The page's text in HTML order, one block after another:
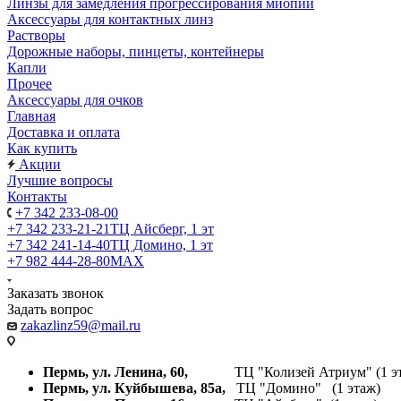
Линзы для замедления прогрессирования миопии
Аксессуары для контактных линз
Растворы
Дорожные наборы, пинцеты, контейнеры
Капли
Прочее
Аксессуары для очков
Главная
Доставка и оплата
Как купить
Акции
Лучшие вопросы
Контакты
+7 342 233-08-00
+7 342 233-21-21ТЦ Айсберг, 1 эт
+7 342 241-14-40ТЦ Домино, 1 эт
+7 982 444-28-80MAX
Заказать звонок
Задать вопрос
zakazlinz59@mail.ru
Пермь, ул. Ленина, 60, ТЦ "Колизей Атриум" (1
Пермь, ул. Куйбышева, 85а, ТЦ "Домино" (1 этаж)